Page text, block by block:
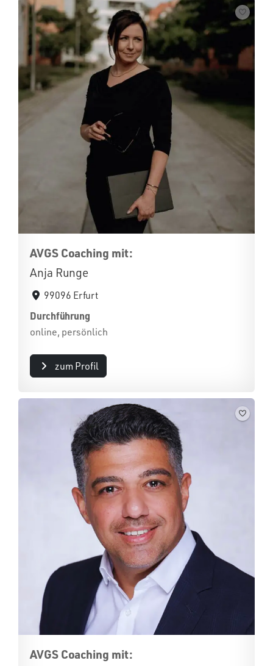
AVGS Coaching mit:
Anja Runge
99096 Erfurt
Durchführung
online, persönlich
zum Profil
AVGS Coaching mit: